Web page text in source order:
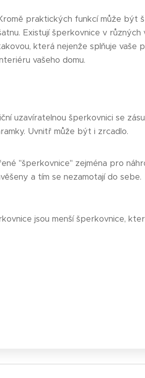
praktických funkcí může být
Existují šperkovnice v
která nejenže splňuje vaše
vašeho domu.
uzavíratelnou šperkovnici se
Uvnitř může být i zrcadlo.
"šperkovnice" zejména pro
a tím se nezamotají do sebe.
jsou menší šperkovnice,